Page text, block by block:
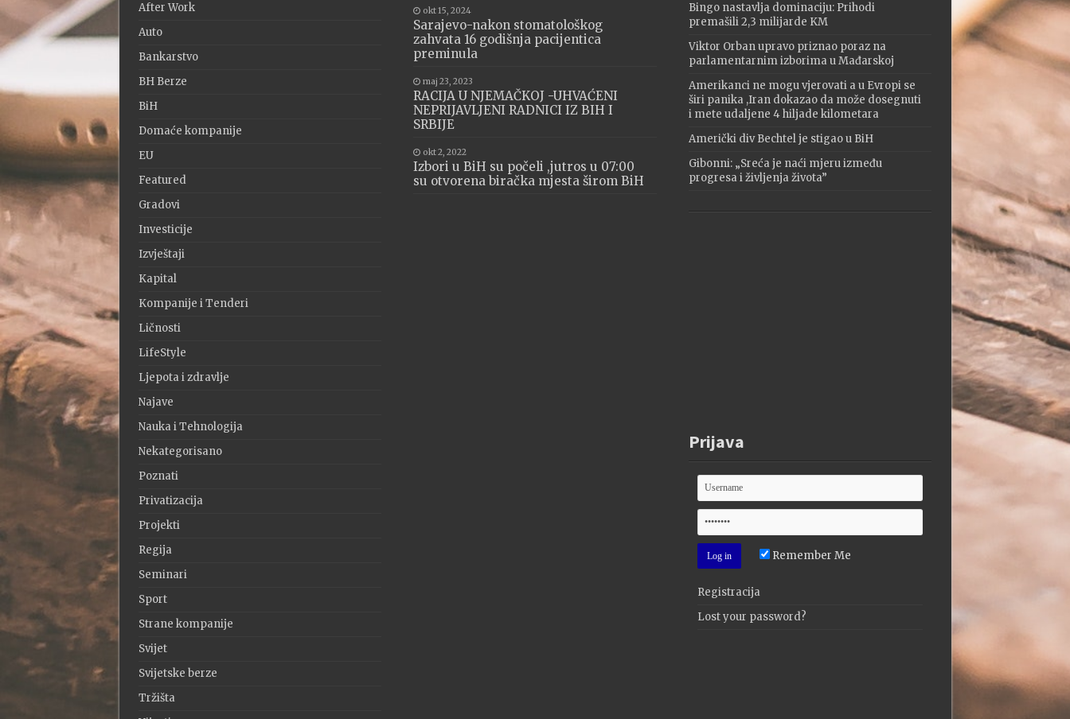
After Work
Auto
Bankarstvo
BH Berze
BiH
Domaće kompanije
EU
Featured
Gradovi
Investicije
Izvještaji
Kapital
Kompanije i Tenderi
Ličnosti
LifeStyle
Ljepota i zdravlje
Najave
Nauka i Tehnologija
Nekategorisano
Poznati
Privatizacija
Projekti
Regija
Seminari
Sport
Strane kompanije
Svijet
Svijetske berze
Tržišta
okt 15, 2024
Sarajevo-nakon stomatološkog
zahvata 16 godišnja pacijentica
preminula
maj 23, 2023
RACIJA U NJEMAČKOJ -UHVAĆENI
NEPRIJAVLJENI RADNICI IZ BIH I
SRBIJE
okt 2, 2022
Izbori u BiH su počeli ,jutros u 07:00
su otvorena biračka mjesta širom BiH
Bingo nastavlja dominaciju: Prihodi
premašili 2,3 milijarde KM
Viktor Orban upravo priznao poraz na
parlamentarnim izborima u Mađarskoj
Amerikanci ne mogu vjerovati a u Evropi se
širi panika ,Iran dokazao da može dosegnuti
i mete udaljene 4 hiljade kilometara
Američki div Bechtel je stigao u BiH
Gibonni: „Sreća je naći mjeru između
progresa i življenja života”
Prijava
Remember Me
Registracija
Lost your password?